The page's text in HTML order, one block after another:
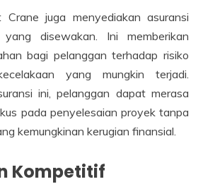
Crane juga menyediakan asuransi
disewakan. Ini memberikan
bagi pelanggan terhadap risiko
yang mungkin terjadi.
ini, pelanggan dapat merasa
pada penyelesaian proyek tanpa
kemungkinan kerugian finansial.
Kompetitif